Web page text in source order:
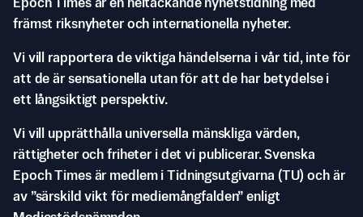
Epoch Times är en heltäckande nyhetstidning med
främst riksnyheter och internationella nyheter.
Vi vill rapportera de viktiga händelserna i vår tid, inte för
att de är sensationella utan för att de har betydelse i
ett långsiktigt perspektiv.
Vi vill upprätthålla universella mänskliga värden,
rättigheter och friheter i det vi publicerar. Svenska
Epoch Times är medlem i Tidningsutgivarna (TU) och är
av ”särskild vikt för mediemångfalden” enligt